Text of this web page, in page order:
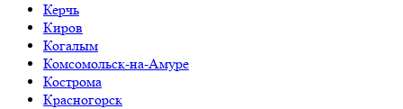
Керчь
Киров
Когалым
Комсомольск-на-Амуре
Кострома
Красногорск